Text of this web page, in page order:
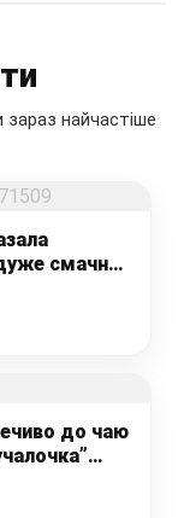
найчастіше
смачно,
тортика
до чаю
такого